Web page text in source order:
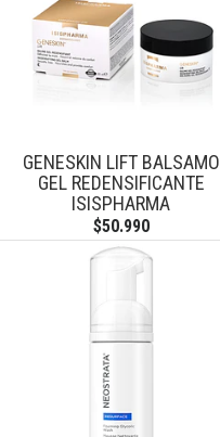
GENESKIN LIFT BALSAMO
GEL REDENSIFICANTE
ISISPHARMA
$50.990